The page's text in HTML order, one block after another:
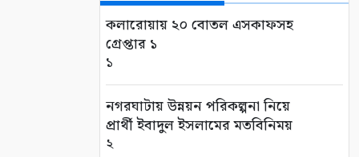
কলারোয়ায় ২০ বোতল এসকাফসহ
গ্রেপ্তার ১
১
নগরঘাটায় উন্নয়ন পরিকল্পনা নিয়ে
প্রার্থী ইবাদুল ইসলামের মতবিনিময়
২